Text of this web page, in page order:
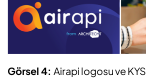
Görsel 4: Airapi logosu ve KYS